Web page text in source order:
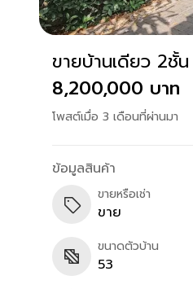
ขายบ้านเดียว 2ชั้
8,200,000 บาท
โพสต์เมื่อ 3 เดือนที่ผ่านมา
ข้อมูลสินค้า
ขายหรือเช่า
ขาย
ขนาดตัวบ้าน
53